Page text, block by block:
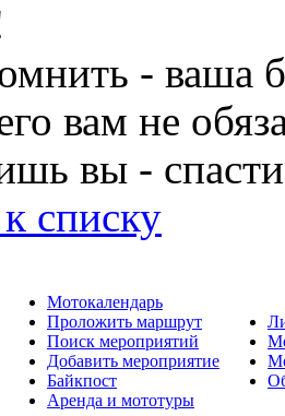
- ваша
вам не
вы - спасти
списку
Мотокалендарь
Проложить маршрут
Поиск мероприятий
Добавить мероприятие
Байкпост
Аренда и мототуры